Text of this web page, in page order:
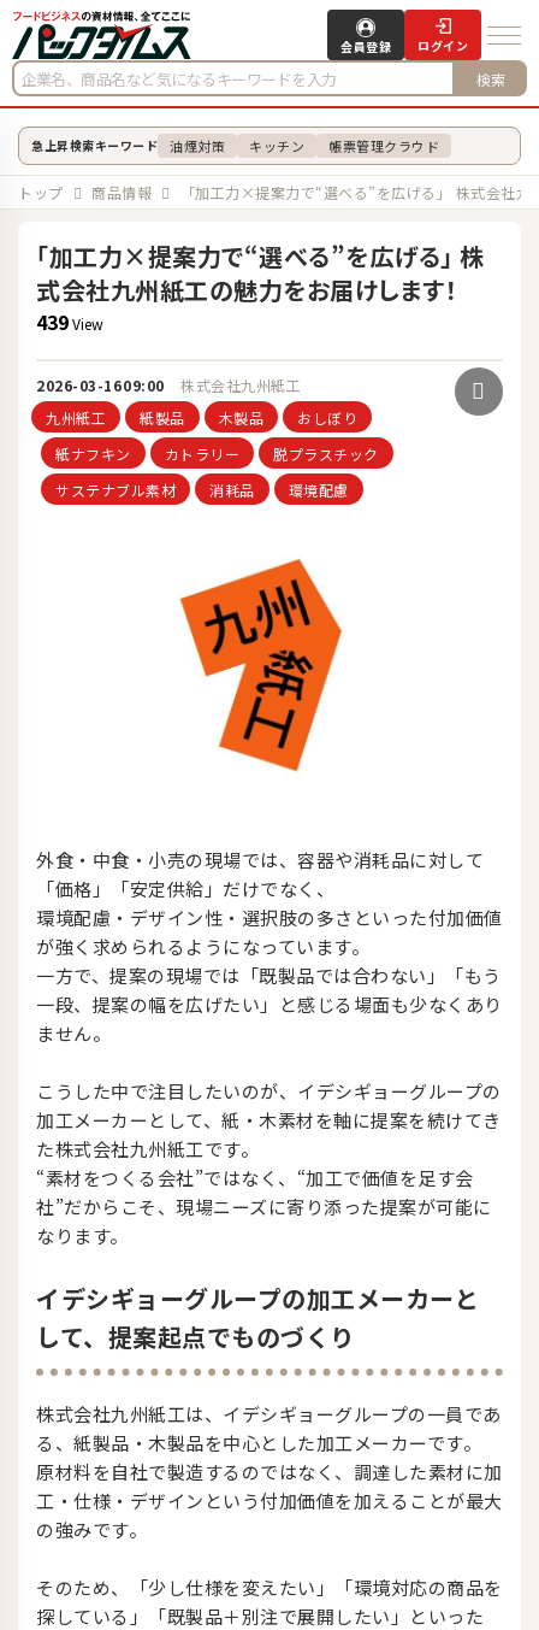
検索
会員登録 ログイン
急上昇検索キーワード 油煙対策 キッチン 帳票管理クラウド
トップ 商品情報 「加工力×提案力で“選べる”を広げる」 株式会社
「加工力×提案力で“選べる”を広げる」 株
式会社九州紙工の魅力をお届けします！
439View
2026-03-1609:00
株式会社九州紙工
九州紙工
紙製品 木製品
おしぼり
紙ナフキン
カトラリー
脱プラスチック
サステナブル素材
消耗品 環境配慮
外食・中食・小売の現場では、容器や消耗品に対して
「価格」「安定供給」だけでなく、
環境配慮・デザイン性・選択肢の多さといった付加価値
が強く求められるようになっています。
一方で、提案の現場では「既製品では合わない」「もう
一段、提案の幅を広げたい」と感じる場面も少なくあり
ません。
こうした中で注目したいのが、イデシギョーグループの
加工メーカーとして、紙・木素材を軸に提案を続けてき
た株式会社九州紙工です。
“素材をつくる会社”ではなく、“加工で価値を足す会
社”だからこそ、現場ニーズに寄り添った提案が可能に
なります。
イデシギョーグループの加工メーカーと
して、提案起点でものづくり
株式会社九州紙工は、イデシギョーグループの一員であ
る、紙製品・木製品を中心とした加工メーカーです。
原材料を自社で製造するのではなく、調達した素材に加
工・仕様・デザインという付加価値を加えることが最大
の強みです。
そのため、「少し仕様を変えたい」「環境対応の商品を
探している」「既製品＋別注で展開したい」といった